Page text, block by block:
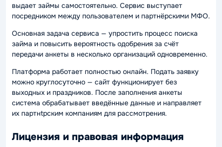
выдает займы самостоятельно. Сервис выступает
посредником между пользователем и партнёрскими МФО.
Основная задача сервиса — упростить процесс поиска
займа и повысить вероятность одобрения за счёт
передачи анкеты в несколько организаций одновременно.
Платформа работает полностью онлайн. Подать заявку
можно круглосуточно — сайт функционирует без
выходных и праздников. После заполнения анкеты
система обрабатывает введённые данные и направляет
их партнtрским компаниям для рассмотрения.
Лицензия и правовая информация